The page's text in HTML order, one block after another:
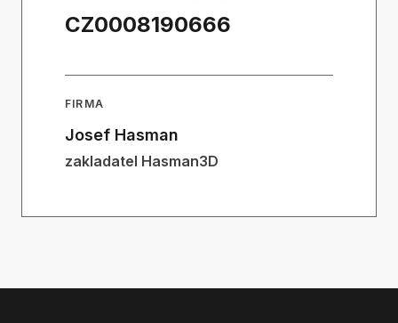
CZ0008190666
FIRMA
Josef Hasman
zakladatel Hasman3D